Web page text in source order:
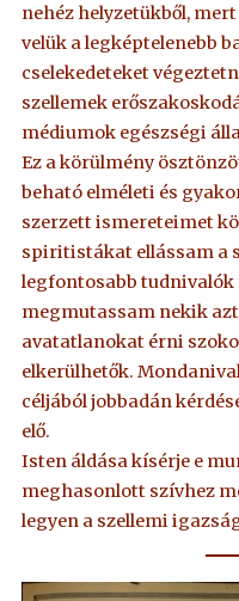
nehéz helyzetükből,
velük a legképtelenebb
cselekedeteket
szellemek
médiumok egészségi
Ez a körülmény
beható elméleti és
szerzett ismereteimet
spiritistákat ellássam a
legfontosabb
megmutassam nekik
avatatlanokat érni
elkerülhetők.
céljából jobbadán
elő.
Isten áldása kísérje e
meghasonlott szívhez
legyen a szellemi